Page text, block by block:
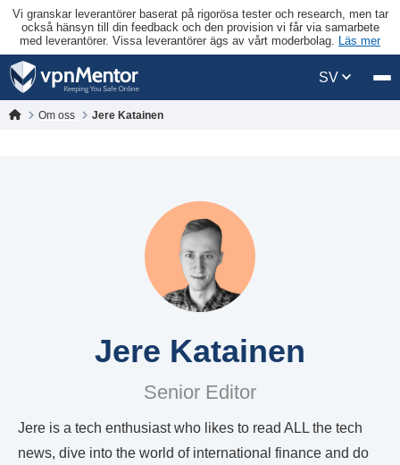
Vi granskar leverantörer baserat på rigorösa tester och research, men tar
också hänsyn till din feedback och den provision vi får via samarbete
med leverantörer. Vissa leverantörer ägs av vårt moderbolag. Läs mer
SV
Om oss Jere Katainen
Jere Katainen
Senior Editor
Jere is a tech enthusiast who likes to read ALL the tech
news, dive into the world of international finance and do